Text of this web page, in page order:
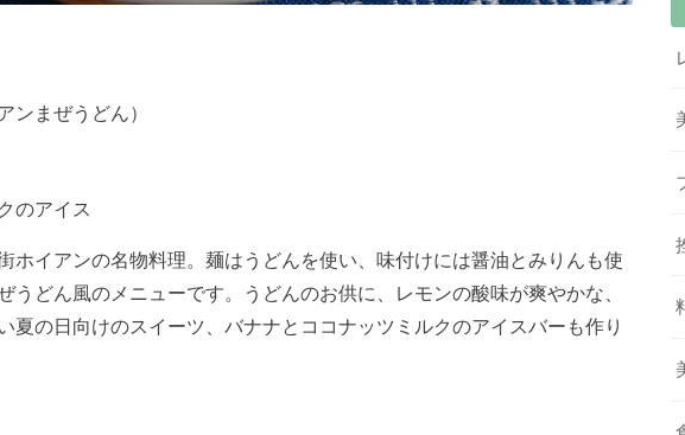
ンまぜうどん）
のアイス
ホイアンの名物料理。麺はうどんを使い、味付けには醤油とみりんも使
うどん風のメニューです。うどんのお供に、レモンの酸味が爽やかな、
夏の日向けのスイーツ、バナナとココナッツミルクのアイスバーも作り